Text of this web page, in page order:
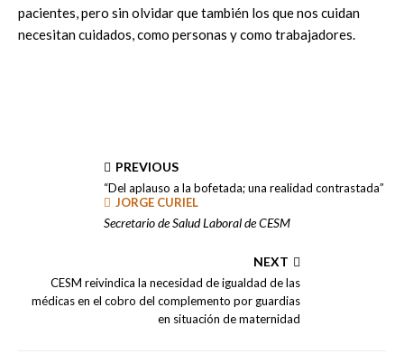
pacientes, pero sin olvidar que también los que nos cuidan
necesitan cuidados, como personas y como trabajadores.
PREVIOUS
“Del aplauso a la bofetada; una realidad contrastada”
JORGE CURIEL
Secretario de Salud Laboral de CESM
NEXT
CESM reivindica la necesidad de igualdad de las
médicas en el cobro del complemento por guardias
en situación de maternidad